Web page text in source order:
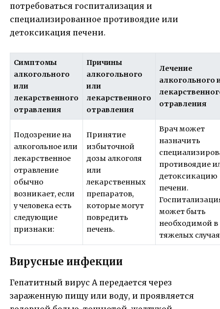
потребоваться госпитализация и
специализированное противоядие или
детоксикация печени.
Симптомы
алкогольного
или
лекарственного
отравления
Причины
алкогольного
или
лекарственного
отравления
Лечение
алкогольного
отравления
Подозрение на
алкогольное или
лекарственное
отравление
обычно
возникает, если
у человека есть
следующие
признаки:
Принятие
избыточной
дозы алкоголя
или
лекарственных
препаратов,
которые могут
повредить
печень.
Врач может
назначить
противоядие
детоксикацию
печени.
может быть
необходимой в
тяжелых
Вирусные инфекции
Гепатитный вирус А передается через
зараженную пищу или воду, и проявляется